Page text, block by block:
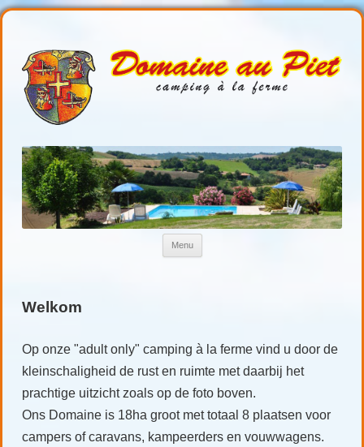
Menu
Welkom
Op onze "adult only" camping à la ferme vind u door de
kleinschaligheid de rust en ruimte met daarbij het
prachtige uitzicht zoals op de foto boven.
Ons Domaine is 18ha groot met totaal 8 plaatsen voor
campers of caravans, kampeerders en vouwwagens.